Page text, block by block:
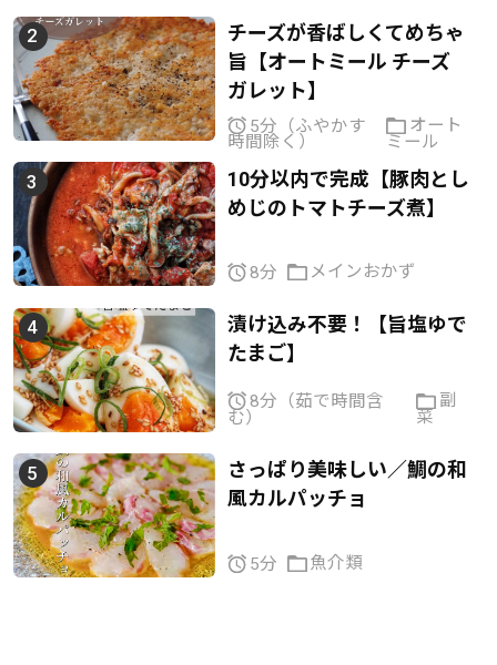
チーズが香ばしくてめちゃ
旨【オートミール チーズ
ガレット】
5分（ふやかす
時間除く）
オート
ミール
10分以内で完成【豚肉とし
めじのトマトチーズ煮】
8分 メインおかず
漬け込み不要！【旨塩ゆで
たまご】
8分（茹で時間含
む）
副
菜
さっぱり美味しい／鯛の和
風カルパッチョ
5分 魚介類